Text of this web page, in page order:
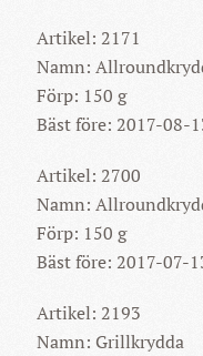
Artikel: 2171
Namn:
Förp: 150 g
Bäst före: 2017-08-
Artikel: 2700
Namn:
Förp: 150 g
Bäst före: 2017-07-
Artikel: 2193
Namn: Grillkrydda